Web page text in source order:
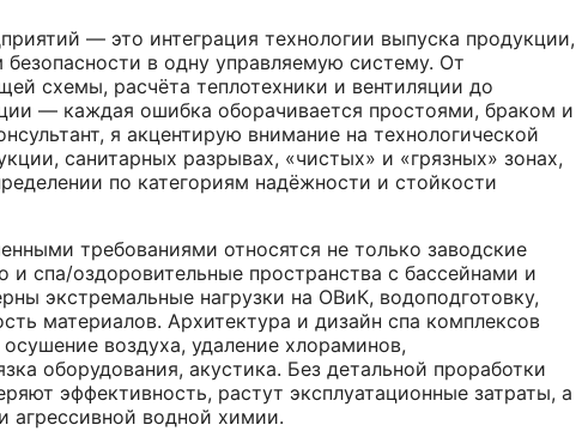
— это интеграция технологии выпуска продукции,
в одну управляемую систему. От
схемы, расчёта теплотехники и вентиляции до
— каждая ошибка оборачивается простоями, браком и
я акцентирую внимание на технологической
санитарных разрывах, «чистых» и «грязных» зонах,
по категориям надёжности и стойкости
требованиями относятся не только заводские
и спа/оздоровительные пространства с бассейнами и
экстремальные нагрузки на ОВиК, водоподготовку,
материалов. Архитектура и дизайн спа комплексов
воздуха, удаление хлораминов,
оборудования, акустика. Без детальной проработки
эффективность, растут эксплуатационные затраты, а
агрессивной водной химии.